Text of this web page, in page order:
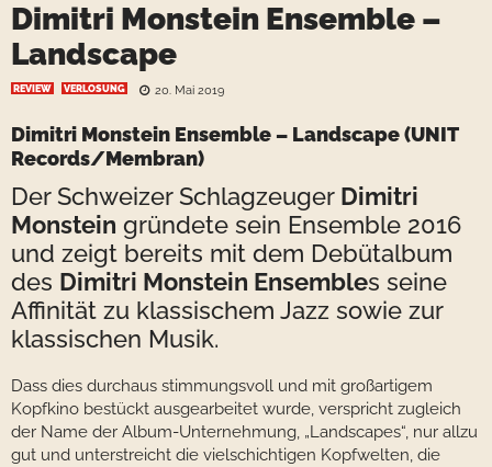
Dimitri Monstein Ensemble –
Landscape
REVIEW VERLOSUNG 20. Mai 2019
Dimitri Monstein Ensemble – Landscape(UNIT
Records/Membran)
Der Schweizer Schlagzeuger Dimitri
Monstein gründete sein Ensemble 2016
und zeigt bereits mit dem Debütalbum
des Dimitri Monstein Ensembles seine
Affinität zu klassischem Jazz sowie zur
klassischen Musik.
Dass dies durchaus stimmungsvoll und mit großartigem
Kopfkino bestückt ausgearbeitet wurde, verspricht zugleich
der Name der Album-Unternehmung, „Landscapes“, nur allzu
gut und unterstreicht die vielschichtigen Kopfwelten, die